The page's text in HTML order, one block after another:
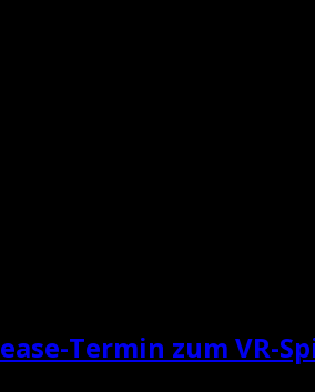
Termin zum VR-